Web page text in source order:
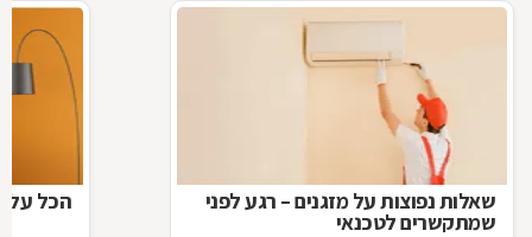
שאלות נפוצות על מזגנים – רגע לפני
שמתקשרים לטכנאי
הכל על